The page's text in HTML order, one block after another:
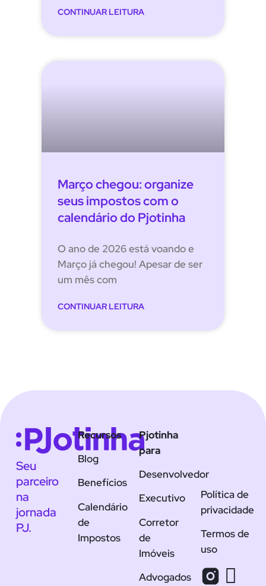
CONTINUAR LEITURA
Março chegou: organize
seus impostos com o
calendário do Pjotinha
O ano de 2026 está voando e
Março já chegou! Apesar de ser
um mês com
CONTINUAR LEITURA
Seu
parceiro
na
jornada
PJ.
Recursos
Blog
Benefícios
Calendário
de
Impostos
Pjotinha
para
Desenvolvedor
Executivo
Corretor
de
Imóveis
Advogados
Política de
privacidade
Termos de
uso